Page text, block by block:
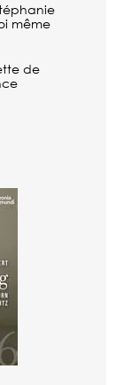
même
de